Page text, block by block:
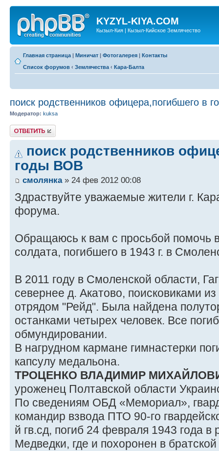
KYZYL-KIYA.COM
Кызыл-Кия | Кызыл-Кийское Землячество
Главная страница | Миничат | Фотогалерея | Контакты
Список форумов ‹ Землячества ‹ Кара-Балта
поиск родственников офицера,погибшего в
Модератор: kuksa
Ответить
поиск родственников
годы ВОВ
смолянка» 24 фев 2012 00:08
Здраствуйте уважаемые жители г.
форума.
Обращаюсь к вам с просьбой помочь
солдата, погибшего в 1943 г. в
В 2011 году в Смоленской области,
севернее д. Акатово, поисковиками
отрядом "Рейд". Была найдена
останками четырех человек. Все
обмундировании.
В нагрудном кармане гимнастерки
капсулу медальона.
ТРОЦЕНКО ВЛАДИМИР
уроженец Полтавской области
По сведениям ОБД «Мемориал»,
командир взвода ПТО 90-го
й гв.сд, погиб 24 февраля 1943 года в
Медведки, где и похоронен в